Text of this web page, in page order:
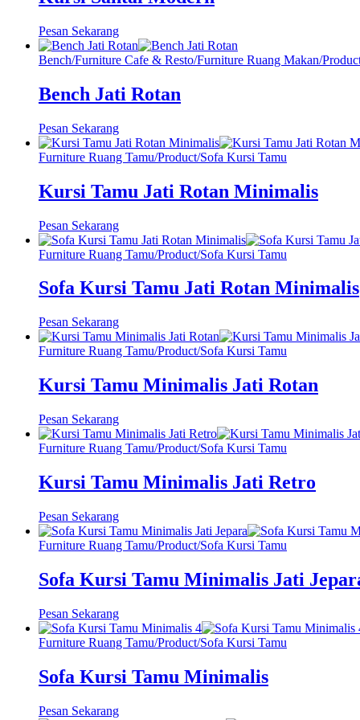
Pesan Sekarang
Bench/Furniture Cafe & Resto/Furniture Ruang Makan/
Bench Jati Rotan
Pesan Sekarang
Furniture Ruang Tamu/Product/Sofa Kursi Tamu
Kursi Tamu Jati Rotan Minimalis
Pesan Sekarang
Furniture Ruang Tamu/Product/Sofa Kursi Tamu
Sofa Kursi Tamu Jati Rotan Minimalis
Pesan Sekarang
Furniture Ruang Tamu/Product/Sofa Kursi Tamu
Kursi Tamu Minimalis Jati Rotan
Pesan Sekarang
Furniture Ruang Tamu/Product/Sofa Kursi Tamu
Kursi Tamu Minimalis Jati Retro
Pesan Sekarang
Furniture Ruang Tamu/Product/Sofa Kursi Tamu
Sofa Kursi Tamu Minimalis Jati
Pesan Sekarang
Furniture Ruang Tamu/Product/Sofa Kursi Tamu
Sofa Kursi Tamu Minimalis
Pesan Sekarang